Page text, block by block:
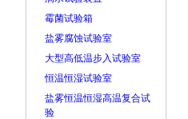
霉菌试验箱
盐雾腐蚀试验室
大型高低温步入试验室
恒温恒湿试验室
盐雾恒温恒湿高温复合试
验